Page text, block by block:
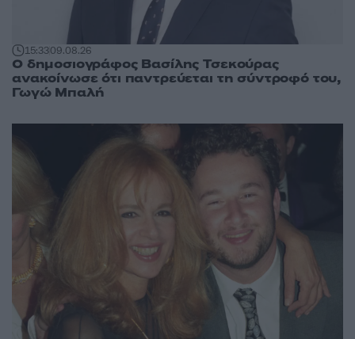
15:3309.08.26
Ο δημοσιογράφος Βασίλης Τσεκούρας
ανακοίνωσε ότι παντρεύεται τη σύντροφό του,
Γωγώ Μπαλή